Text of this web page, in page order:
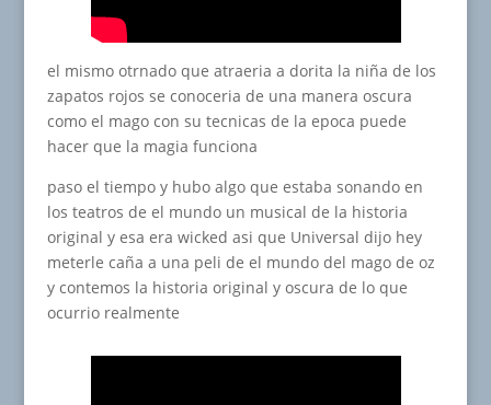
el mismo otrnado que atraeria a dorita la niña de los
zapatos rojos se conoceria de una manera oscura
como el mago con su tecnicas de la epoca puede
hacer que la magia funciona
paso el tiempo y hubo algo que estaba sonando en
los teatros de el mundo un musical de la historia
original y esa era wicked asi que Universal dijo hey
meterle caña a una peli de el mundo del mago de oz
y contemos la historia original y oscura de lo que
ocurrio realmente